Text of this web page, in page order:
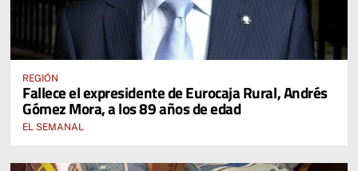
REGIÓN
Fallece el expresidente de Eurocaja Rural, Andrés
Gómez Mora, a los 89 años de edad
EL SEMANAL